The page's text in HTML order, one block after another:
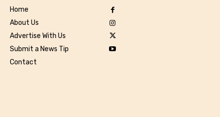
Home
About Us
Advertise With Us
Submit a News Tip
Contact